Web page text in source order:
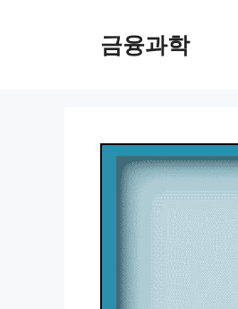
금융과학